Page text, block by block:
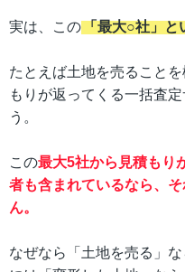
実は、この 「最大○社」と
たとえば土地を売ること
もりが返ってくる一括査
う。
この最大5社から見積もり
者も含まれているなら、
ん。
なぜなら「土地を売る」